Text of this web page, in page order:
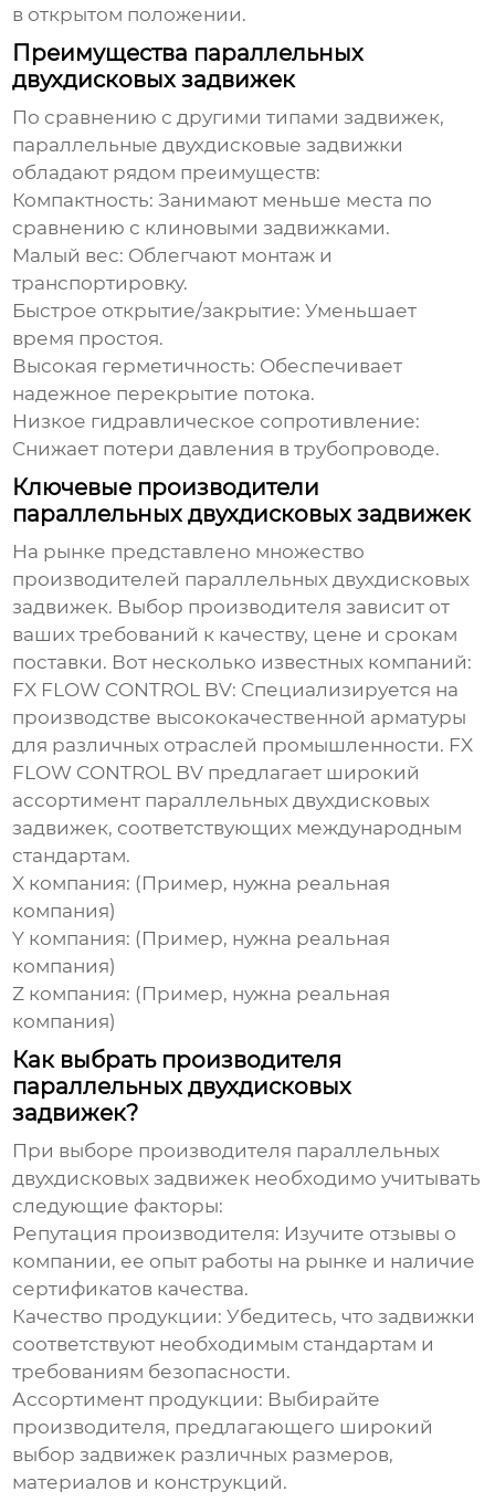
в открытом положении.
Преимущества параллельных
двухдисковых задвижек
По сравнению с другими типами задвижек,
параллельные двухдисковые задвижки
обладают рядом преимуществ:
Компактность: Занимают меньше места по
сравнению с клиновыми задвижками.
Малый вес: Облегчают монтаж и
транспортировку.
Быстрое открытие/закрытие: Уменьшает
время простоя.
Высокая герметичность: Обеспечивает
надежное перекрытие потока.
Низкое гидравлическое сопротивление:
Снижает потери давления в трубопроводе.
Ключевые производители
параллельных двухдисковых задвижек
На рынке представлено множество
производителей параллельных двухдисковых
задвижек. Выбор производителя зависит от
ваших требований к качеству, цене и срокам
поставки. Вот несколько известных компаний:
FX FLOW CONTROL BV: Специализируется на
производстве высококачественной арматуры
для различных отраслей промышленности. FX
FLOW CONTROL BV предлагает широкий
ассортимент параллельных двухдисковых
задвижек, соответствующих международным
стандартам.
X компания: (Пример, нужна реальная
компания)
Y компания: (Пример, нужна реальная
компания)
Z компания: (Пример, нужна реальная
компания)
Как выбрать производителя
параллельных двухдисковых
задвижек?
При выборе производителя параллельных
двухдисковых задвижек необходимо учитывать
следующие факторы:
Репутация производителя: Изучите отзывы о
компании, ее опыт работы на рынке и наличие
сертификатов качества.
Качество продукции: Убедитесь, что задвижки
соответствуют необходимым стандартам и
требованиям безопасности.
Ассортимент продукции: Выбирайте
производителя, предлагающего широкий
выбор задвижек различных размеров,
материалов и конструкций.